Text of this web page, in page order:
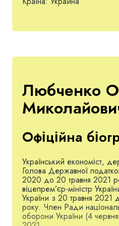
Любченко
Офіційна
Український економіст,
Голова Державної
2020 до 20 травня 2021
віцепрем’єр-міністр
України з 20 травня
року. Член Ради
оборони України (4